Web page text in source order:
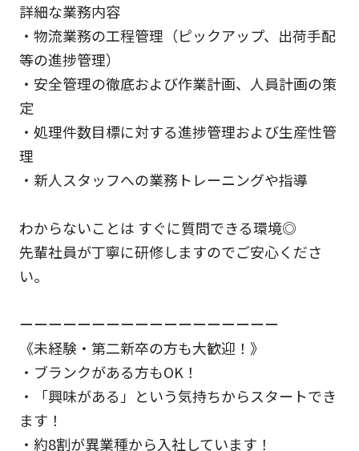
詳細な業務内容
・物流業務の工程管理（ピックアップ、出荷手配
等の進捗管理）
・安全管理の徹底および作業計画、人員計画の策
定
・処理件数目標に対する進捗管理および生産性管
理
・新人スタッフへの業務トレーニングや指導
わからないことは すぐに質問できる環境◎
先輩社員が丁寧に研修しますのでご安心くださ
い。
ーーーーーーーーーーーーーーーーーー
《未経験・第二新卒の方も大歓迎！》
・ブランクがある方もOK！
・「興味がある」という気持ちからスタートでき
ます！
・約8割が異業種から入社しています！